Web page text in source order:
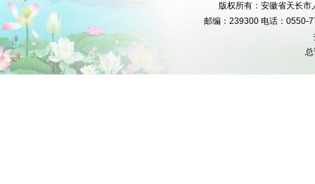
版权所有：安徽省天长
邮编：239300 电话：0550-